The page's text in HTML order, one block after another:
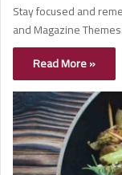
Stay focused and
and Magazine
Read More »